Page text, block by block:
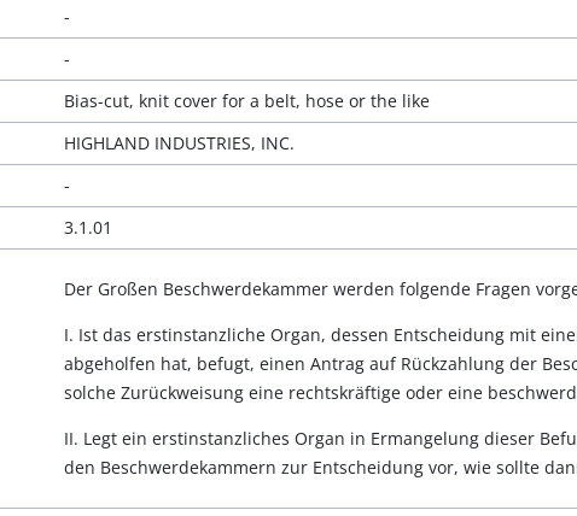
-
-
Bias-cut, knit cover for a belt, hose or the like
HIGHLAND INDUSTRIES, INC.
-
3.1.01
Der Großen Beschwerdekammer werden folgende Fragen
I. Ist das erstinstanzliche Organ, dessen Entscheidung mit
abgeholfen hat, befugt, einen Antrag auf Rückzahlung der
solche Zurückweisung eine rechtskräftige oder eine
II. Legt ein erstinstanzliches Organ in Ermangelung dieser
den Beschwerdekammern zur Entscheidung vor, wie sollte